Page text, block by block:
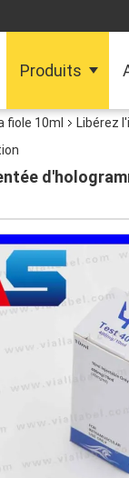
Produits
fiole 10ml
Libérez